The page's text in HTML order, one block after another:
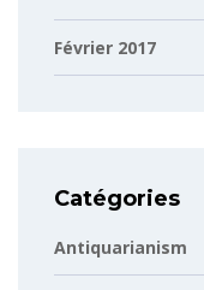
Février 2017
Catégories
Antiquarianism